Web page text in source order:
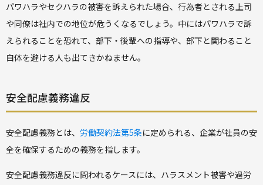
パワハラやセクハラの被害を訴えられた場合、行為者とされる上司
や同僚は社内での地位が危うくなるでしょう。中にはパワハラで訴
えられることを恐れて、部下・後輩への指導や、部下と関わること
自体を避ける人も出てきかねません。
安全配慮義務違反
安全配慮義務とは、 労働契約法第5条に定められる、企業が社員の安
全を確保するための義務を指します。
安全配慮義務違反に問われるケースには、ハラスメント被害や過労